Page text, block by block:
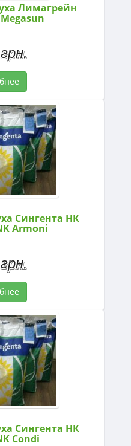
Лимагрейн
Сингента НК
Armoni
Сингента НК
Condi